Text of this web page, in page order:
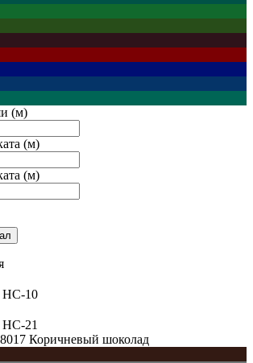
(м)
(м)
(м)
НС-10
НС-21
8017 Коричневый шоколад